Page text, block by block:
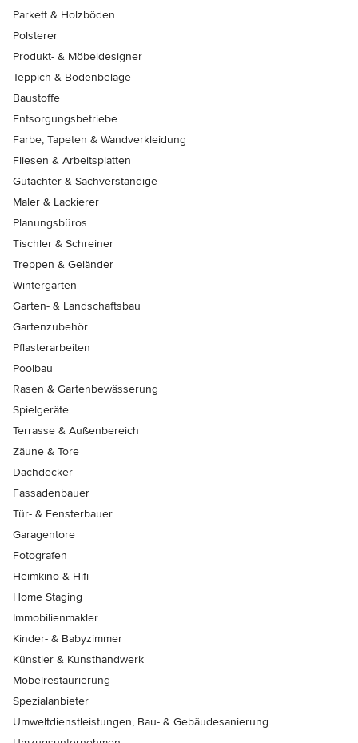
Parkett & Holzböden
Polsterer
Produkt- & Möbeldesigner
Teppich & Bodenbeläge
Baustoffe
Entsorgungsbetriebe
Farbe, Tapeten & Wandverkleidung
Fliesen & Arbeitsplatten
Gutachter & Sachverständige
Maler & Lackierer
Planungsbüros
Tischler & Schreiner
Treppen & Geländer
Wintergärten
Garten- & Landschaftsbau
Gartenzubehör
Pflasterarbeiten
Poolbau
Rasen & Gartenbewässerung
Spielgeräte
Terrasse & Außenbereich
Zäune & Tore
Dachdecker
Fassadenbauer
Tür- & Fensterbauer
Garagentore
Fotografen
Heimkino & Hifi
Home Staging
Immobilienmakler
Kinder- & Babyzimmer
Künstler & Kunsthandwerk
Möbelrestaurierung
Spezialanbieter
Umweltdienstleistungen, Bau- & Gebäudesanierung